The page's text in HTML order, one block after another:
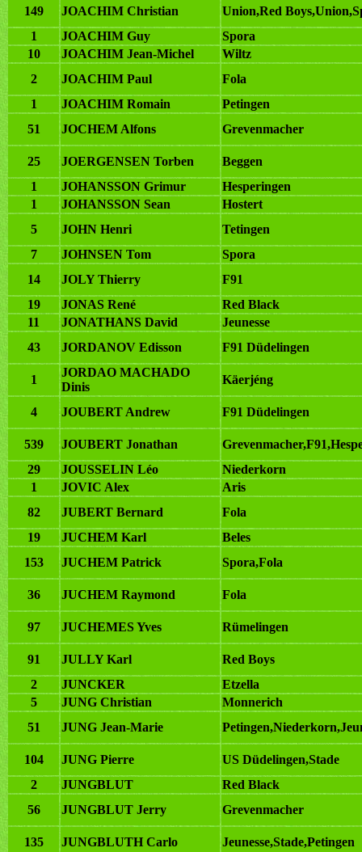
149 JOACHIM Christian
Union,Red
1
JOACHIM Guy
Spora
10
JOACHIM Jean-Michel
Wiltz
2
JOACHIM Paul
Fola
1
JOACHIM Romain
Petingen
51
JOCHEM Alfons Grevenmacher
25 JOERGENSEN Torben
Beggen
1
JOHANSSON Grimur
Hesperingen
1
JOHANSSON Sean
Hostert
5
JOHN Henri
Tetingen
7
JOHNSEN Tom
Spora
14
JOLY Thierry
F91
19
JONAS René
Red Black
11
JONATHANS David
Jeunesse
43
JORDANOV Edisson F91 Düdelingen
1
JORDAO MACHADO
Dinis
Käerjéng
4 JOUBERT Andrew F91 Düdelingen
539 JOUBERT Jonathan
29
JOUSSELIN Léo
Niederkorn
1
JOVIC Alex
Aris
82
JUBERT Bernard
Fola
19
JUCHEM Karl
Beles
153
JUCHEM Patrick Spora,Fola
36 JUCHEM Raymond Fola
97 JUCHEMES Yves Rümelingen
91 JULLY Karl
Red Boys
2
JUNCKER
Etzella
5
JUNG Christian
Monnerich
51
JUNG Jean-Marie
104 JUNG Pierre
US Düdelingen,Stade
2
JUNGBLUT
Red Black
56
JUNGBLUT Jerry Grevenmacher
135 JUNGBLUTH Carlo Jeunesse,Stade,Petingen